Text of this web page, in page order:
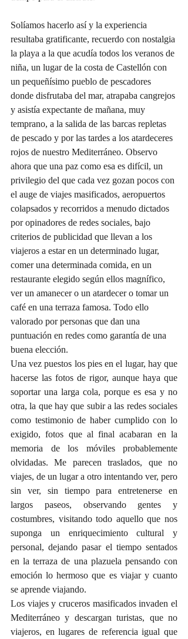
Solíamos hacerlo así y la experiencia
resultaba gratificante, recuerdo con nostalgia
la playa a la que acudía todos los veranos de
niña, un lugar de la costa de Castellón con
un pequeñísimo pueblo de pescadores
donde disfrutaba del mar, atrapaba cangrejos
y asistía expectante de mañana, muy
temprano, a la salida de las barcas repletas
de pescado y por las tardes a los atardeceres
rojos de nuestro Mediterráneo. Observo
ahora que una paz como esa es difícil, un
privilegio del que cada vez gozan pocos con
el auge de viajes masificados, aeropuertos
colapsados y recorridos a menudo dictados
por opinadores de redes sociales, bajo
criterios de publicidad que llevan a los
viajeros a estar en un determinado lugar,
comer una determinada comida, en un
restaurante elegido según ellos magnífico,
ver un amanecer o un atardecer o tomar un
café en una terraza famosa. Todo ello
valorado por personas que dan una
puntuación en redes como garantía de una
buena elección.
Una vez puestos los pies en el lugar, hay que
hacerse las fotos de rigor, aunque haya que
soportar una larga cola, porque es esa y no
otra, la que hay que subir a las redes sociales
como testimonio de haber cumplido con lo
exigido, fotos que al final acabaran en la
memoria de los móviles probablemente
olvidadas. Me parecen traslados, que no
viajes, de un lugar a otro intentando ver, pero
sin ver, sin tiempo para entretenerse en
largos paseos, observando gentes y
costumbres, visitando todo aquello que nos
suponga un enriquecimiento cultural y
personal, dejando pasar el tiempo sentados
en la terraza de una plazuela pensando con
emoción lo hermoso que es viajar y cuanto
se aprende viajando.
Los viajes y cruceros masificados invaden el
Mediterráneo y descargan turistas, que no
viajeros, en lugares de referencia igual que